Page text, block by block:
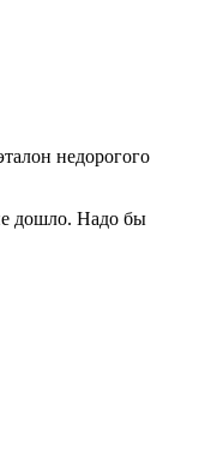
недорогого
дошло. Надо бы